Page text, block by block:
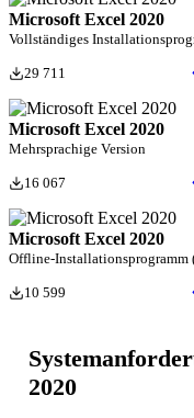
Microsoft Excel 2020
Vollständiges
29 711
Microsoft Excel 2020
Mehrsprachige Version
16 067
Microsoft Excel 2020
Offline-Installationsprogramm
10 599
2020